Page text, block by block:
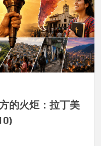
的火炬：拉丁美